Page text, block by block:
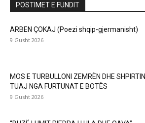
POSTIMET E FUNDIT
ARBEN ÇOKAJ (Poezi shqip-gjermanisht)
9 Gusht 2026
MOS E TURBULLONI ZEMRËN DHE SHPIRTIN
TUAJ NGA FURTUNAT E BOTËS
9 Gusht 2026